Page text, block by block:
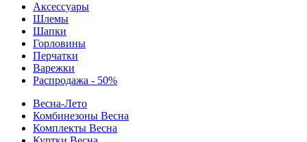
Аксессуары
Шлемы
Шапки
Горловины
Перчатки
Варежки
Распродажа - 50%
Весна-Лето
Комбинезоны Весна
Комплекты Весна